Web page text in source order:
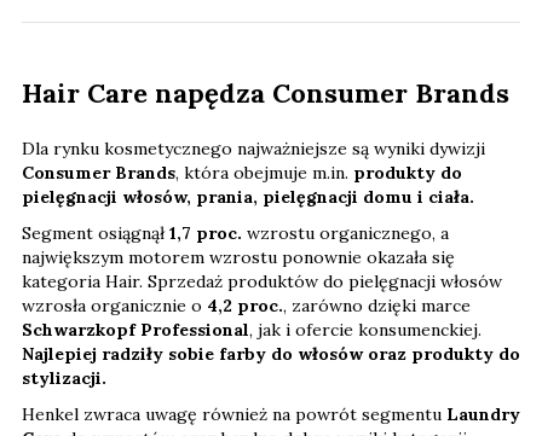
Hair Care napędza Consumer Brands
Dla rynku kosmetycznego najważniejsze są wyniki dywizji
Consumer Brands, która obejmuje m.in. produkty do
pielęgnacji włosów, prania, pielęgnacji domu i ciała.
Segment osiągnął1,7 proc. wzrostu organicznego, a
największym motorem wzrostu ponownie okazała się
kategoria Hair. Sprzedaż produktów do pielęgnacji włosów
wzrosła organicznie o 4,2 proc., zarówno dzięki marce
Schwarzkopf Professional, jak i ofercie konsumenckiej.
Najlepiej radziły sobie farby do włosów oraz produkty do
stylizacji.
Henkel zwraca uwagę również na powrót segmentu Laundry